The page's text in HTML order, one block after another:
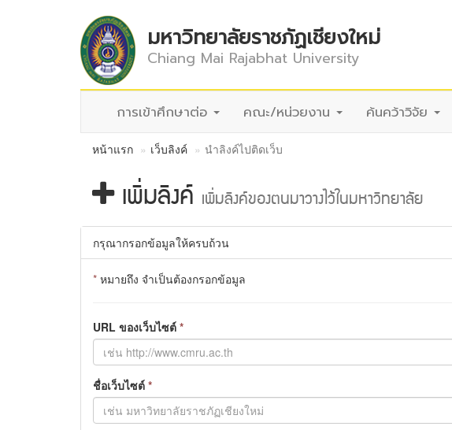
มหาวิทยาลัยราชภัฏเชียงใหม่
Chiang Mai Rajabhat University
การเข้าศึกษาต่อ คณะ/หน่วยงาน ค้นคว้าวิจัย
หน้าแรก เว็บลิงค์ นำลิงค์ไปติดเว็บ
เพิ่มลิงค์ เพิ่มลิงค์ของตนมาวางไว้ในมหาวิทยาลัย
กรุณากรอกข้อมูลให้ครบถ้วน
* หมายถึง จำเป็นต้องกรอกข้อมูล
URL ของเว็บไซต์ *
ชื่อเว็บไซต์ *